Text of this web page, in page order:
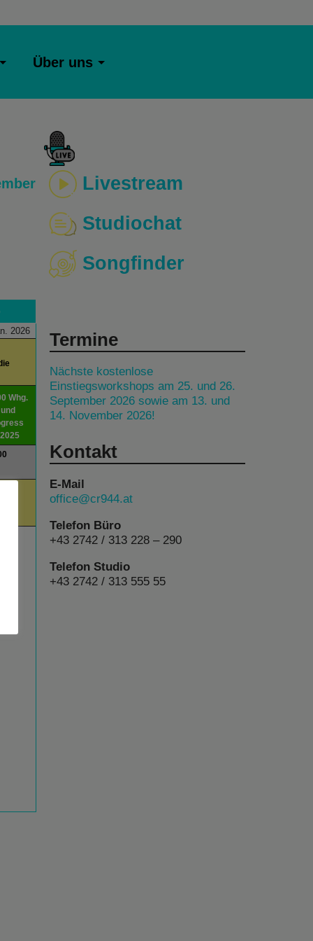
Über uns
2026
Whg.
Livestream
Studiochat
Songfinder
Termine
Nächste kostenlose
Einstiegsworkshops am 25. und 26.
September 2026 sowie am 13. und
14. November 2026!
Kontakt
E-Mail
office@cr944.at
Telefon Büro
+43 2742 / 313 228 – 290
Telefon Studio
+43 2742 / 313 555 55